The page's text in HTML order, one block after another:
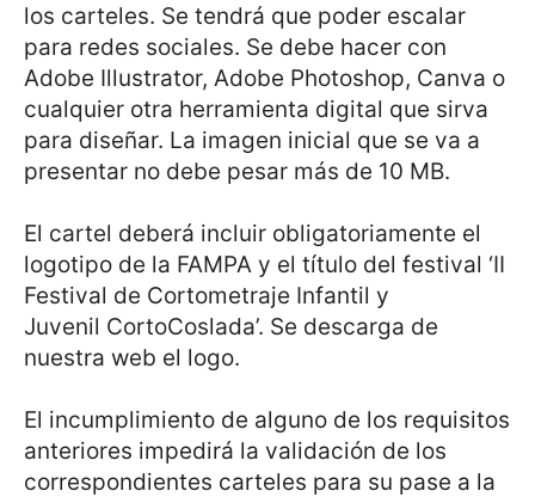
los carteles. Se tendrá que poder escalar
para redes sociales. Se debe hacer con
Adobe Illustrator, Adobe Photoshop, Canva o
cualquier otra herramienta digital que sirva
para diseñar. La imagen inicial que se va a
presentar no debe pesar más de 10 MB.
El cartel deberá incluir obligatoriamente el
logotipo de la FAMPA y el título del festival ‘II
Festival de Cortometraje Infantil y
Juvenil CortoCoslada’. Se descarga de
nuestra web el logo.
El incumplimiento de alguno de los requisitos
anteriores impedirá la validación de los
correspondientes carteles para su pase a la